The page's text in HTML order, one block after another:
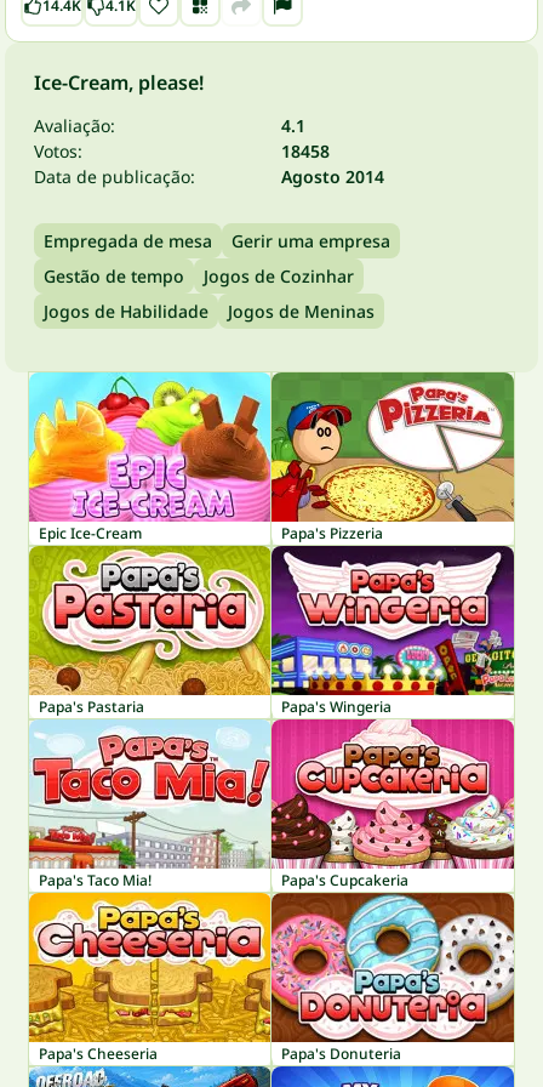
14.4K 4.1K
Ice-Cream, please!
Avaliação:
4.1
Votos:
18458
Data de publicação:
Agosto 2014
Empregada de mesa
Gerir uma empresa
Gestão de tempo
Jogos de Cozinhar
Jogos de Habilidade
Jogos de Meninas
Epic Ice-Cream Papa's Pizzeria
Papa's Pastaria Papa's Wingeria
Papa's Taco Mia! Papa's Cupcakeria
Papa's Cheeseria Papa's Donuteria